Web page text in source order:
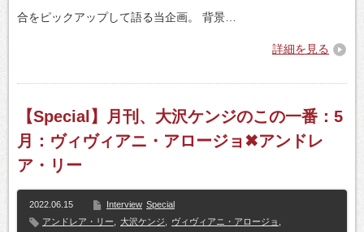
合をピックアップして語る当企画。 背景…
詳細を見る
【Special】月刊、大沢ケンジのこの一番：5
月：ヴィヴィアニ・アロージョ✖アンドレ
ア・リー
2022.06.15 Interview Special
アンドレア・リー
大沢ケンジ ヴィヴィアニ・アロージョ